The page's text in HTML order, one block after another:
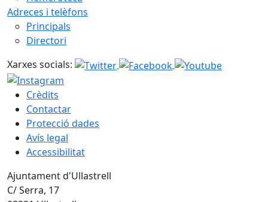
Adreces i telèfons
Principals
Directori
Xarxes socials:
Crèdits
Contactar
Protecció dades
Avís legal
Accessibilitat
Ajuntament d'Ullastrell
C/ Serra, 17